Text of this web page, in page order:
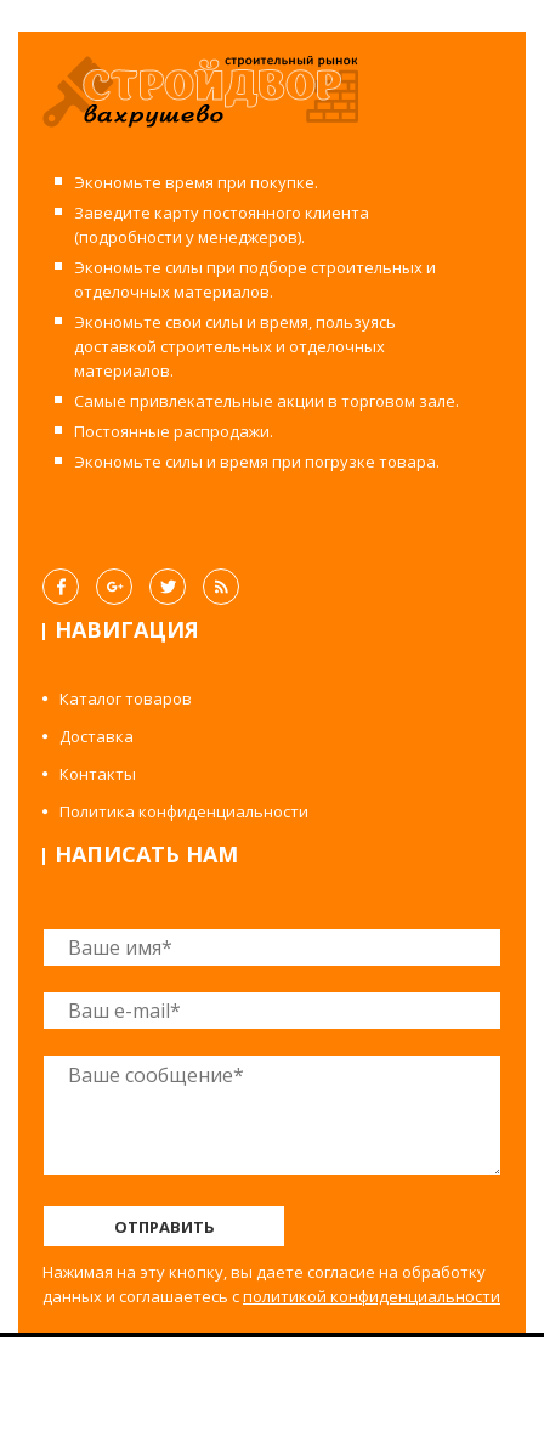
Экономьте время при покупке.
Заведите карту постоянного клиента
(подробности у менеджеров).
Экономьте силы при подборе строительных и
отделочных материалов.
Экономьте свои силы и время, пользуясь
доставкой строительных и отделочных
материалов.
Самые привлекательные акции в торговом зале.
Постоянные распродажи.
Экономьте силы и время при погрузке товара.
НАВИГАЦИЯ
Каталог товаров
Доставка
Контакты
Политика конфиденциальности
НАПИСАТЬ НАМ
ОТПРАВИТЬ
Нажимая на эту кнопку, вы даете согласие на обработку
данных и соглашаетесь сполитикой конфиденциальности